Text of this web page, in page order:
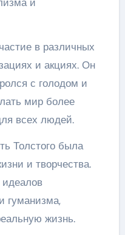
в различных
и акциях. Он
с голодом и
мир более
всех людей.
Толстого была
и творчества.
идеалов
гуманизма,
жизнь.